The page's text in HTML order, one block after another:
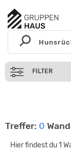
FILTER
Treffer: 0
Hier findest du 1